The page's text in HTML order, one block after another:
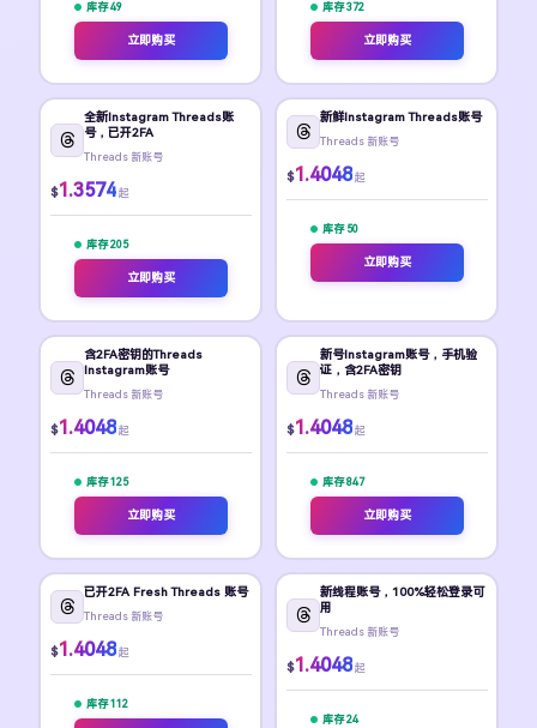
库存 49
立即购买
库存 372
立即购买
全新Instagram Threads账
号，已开2FA
Threads 新账号
$1.3574 起
库存 205
立即购买
新鲜Instagram Threads账号
Threads 新账号
$1.4048 起
库存 50
立即购买
含2FA密钥的Threads
Instagram账号
Threads 新账号
$1.4048 起
库存 125
立即购买
新号Instagram账号，手机验
证，含2FA密钥
Threads 新账号
$1.4048 起
库存 847
立即购买
已开2FA Fresh Threads 账号
Threads 新账号
$1.4048 起
库存 112
新线程账号，100%轻松登录可
用
Threads 新账号
$1.4048 起
库存 24